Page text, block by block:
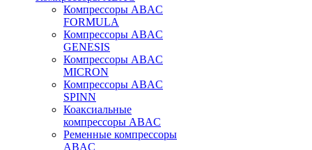
Компрессоры ABAC
FORMULA
Компрессоры ABAC
GENESIS
Компрессоры ABAC
MICRON
Компрессоры ABAC
SPINN
Коаксиальные
компрессоры ABAC
Ременные компрессоры
ABAC